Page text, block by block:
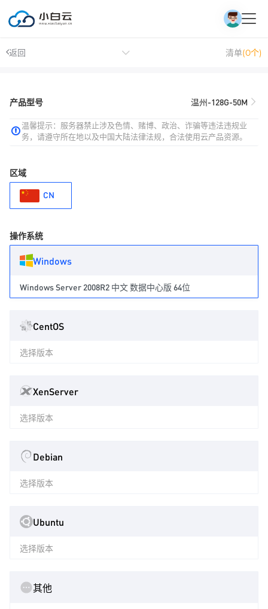
返回 清单(0个)
产品型号 温州-128G-50M
温馨提示：服务器禁止涉及色情、赌博、政治、诈骗等违法违规业
务，请遵守所在地以及中国大陆法律法规，合法使用云产品资源。
区域
CN
操作系统
Windows
Windows Server 2008R2 中文 数据中心版 64位
CentOS
选择版本
XenServer
选择版本
Debian
选择版本
Ubuntu
选择版本
其他